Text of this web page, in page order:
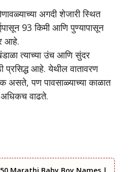
अगदी शेजारी स्थित
93 किमी आणि पुण्यापासून
आहे.
त्याच्या उंच आणि सुंदर
प्रसिद्ध आहे. येथील वातावरण
असते, पण पावसाळ्याच्या काळात
अधिकच वाढते.
Marathi Baby Boy Names |